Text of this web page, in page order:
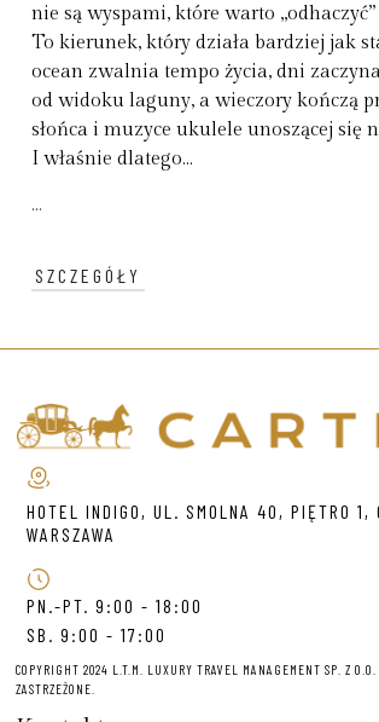
nie są wyspami, które warto
To kierunek, który działa bardziej jak
ocean zwalnia tempo życia, dni
od widoku laguny, a wieczory kończą
słońca i muzyce ukulele unoszącej się
I właśnie dlatego...
...
SZCZEGÓŁY
HOTEL INDIGO, UL. SMOLNA 40, PIĘTRO
WARSZAWA
PN.-PT. 9:00 - 18:00
SB. 9:00 - 17:00
COPYRIGHT 2024 L.T.M. LUXURY TRAVEL MANAGEMENT SP. Z O.O.
ZASTRZEŻONE.